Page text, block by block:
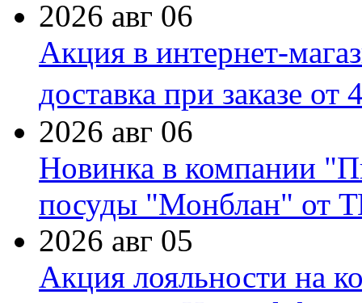
2026 авг 06
Акция в интернет-
доставка при заказе от
2026 авг 06
Новинка в компании
посуды "Монблан" от
2026 авг 05
Акция лояльности на